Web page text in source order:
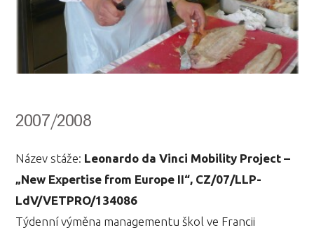
2007/2008
Název stáže: Leonardo da Vinci Mobility Project –
„New Expertise from Europe II“, CZ/07/LLP-
LdV/VETPRO/134086
Týdenní výměna managementu škol ve Francii